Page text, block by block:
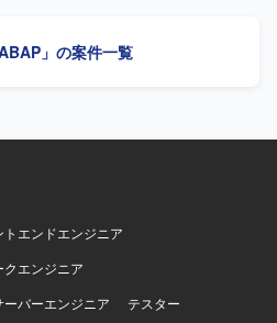
ルが連携するシステム構成で作
ジュールであるSD、MM、PP、
システム環境において、SD、
ABAP」の案件一覧
トエンドエンジニア
クエンジニア
ーバーエンジニア
テスター